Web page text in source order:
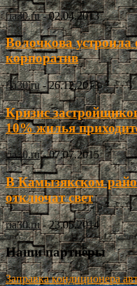
ria30.ru - 02.04.2013
Волочкова
корпоратив
ria30.ru - 26.12.2013
Кризис
10% жилья
ria30.ru - 07.07.2015
В Камызякском
отключат свет
ria30.ru - 23.05.2014
Наши партнёры
Заправка кондиционера